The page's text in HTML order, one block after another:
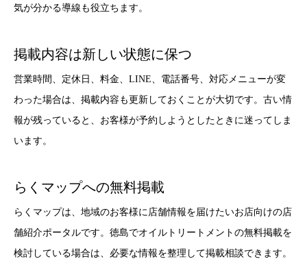
気が分かる導線も役立ちます。
掲載内容は新しい状態に保つ
営業時間、定休日、料金、LINE、電話番号、対応メニューが変
わった場合は、掲載内容も更新しておくことが大切です。古い情
報が残っていると、お客様が予約しようとしたときに迷ってしま
います。
らくマップへの無料掲載
らくマップは、地域のお客様に店舗情報を届けたいお店向けの店
舗紹介ポータルです。徳島でオイルトリートメントの無料掲載を
検討している場合は、必要な情報を整理して掲載相談できます。